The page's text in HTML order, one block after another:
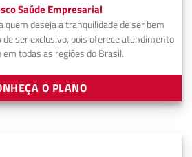
Saúde Empresarial
quem deseja a tranquilidade de ser bem
ser exclusivo, pois oferece atendimento
todas as regiões do Brasil.
O PLANO